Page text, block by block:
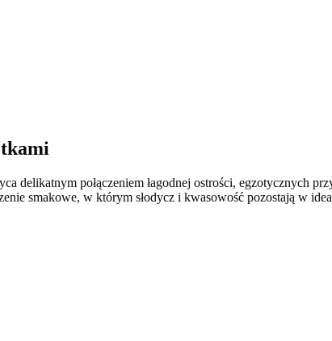
delikatnym połączeniem łagodnej ostrości, egzotycznych
smakowe, w którym słodycz i kwasowość pozostają w